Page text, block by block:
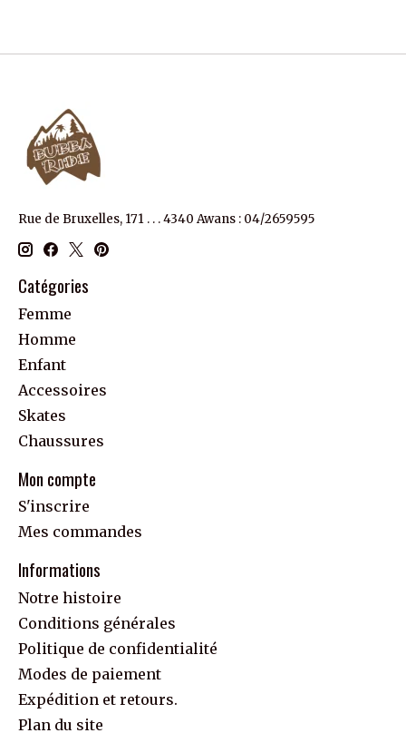
Rue de Bruxelles, 171 . . . 4340 Awans : 04/2659595
Catégories
Femme
Homme
Enfant
Accessoires
Skates
Chaussures
Mon compte
S'inscrire
Mes commandes
Informations
Notre histoire
Conditions générales
Politique de confidentialité
Modes de paiement
Expédition et retours.
Plan du site